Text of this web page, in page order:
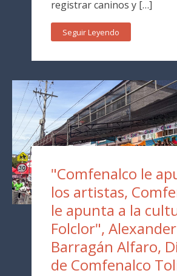
registrar caninos y […]
Seguir Leyendo
"Comfenalco le
los artistas,
le apunta a la
Folclor", Alexander
Barragán Alfaro,
de Comfenalco